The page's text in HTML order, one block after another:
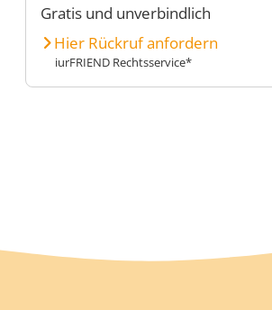
Gratis und unverbindlich
Hier Rückruf anfordern
iurFRIEND Rechtsservice*